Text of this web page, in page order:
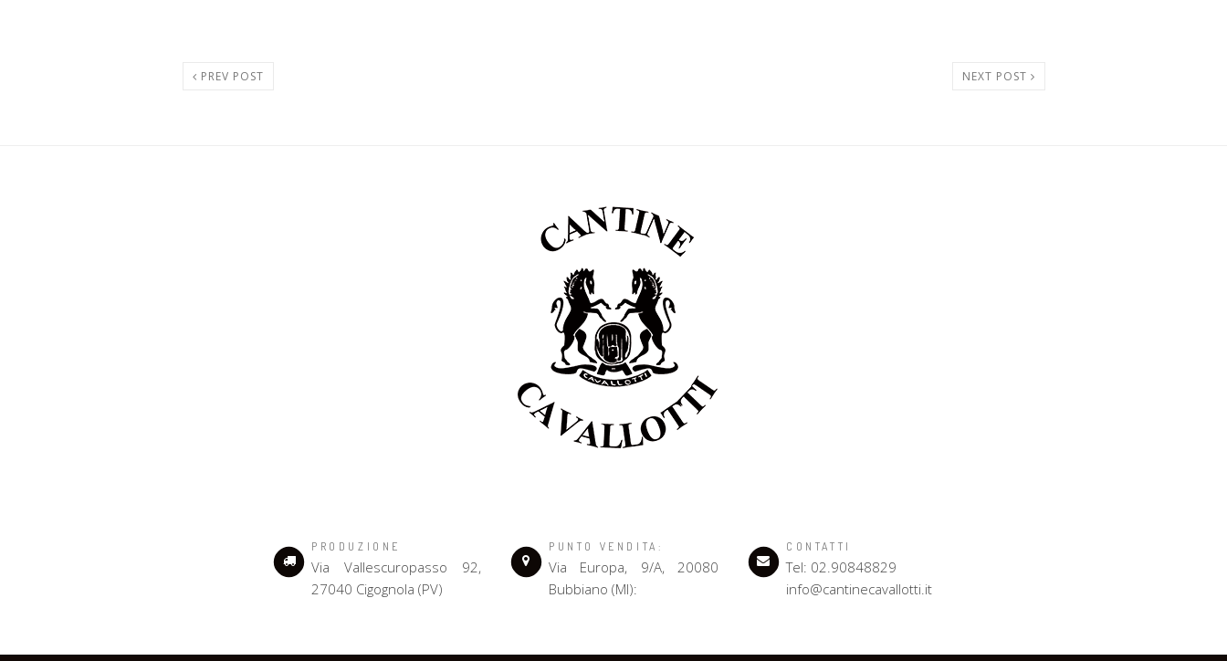
PREV POST NEXT POST
PRODUZIONE
Via Vallescuropasso 92,
27040 Cigognola (PV)
PUNTO VENDITA:
Via Europa, 9/A, 20080
Bubbiano (MI):
CONTATTI
Tel: 02.90848829
info@cantinecavallotti.it